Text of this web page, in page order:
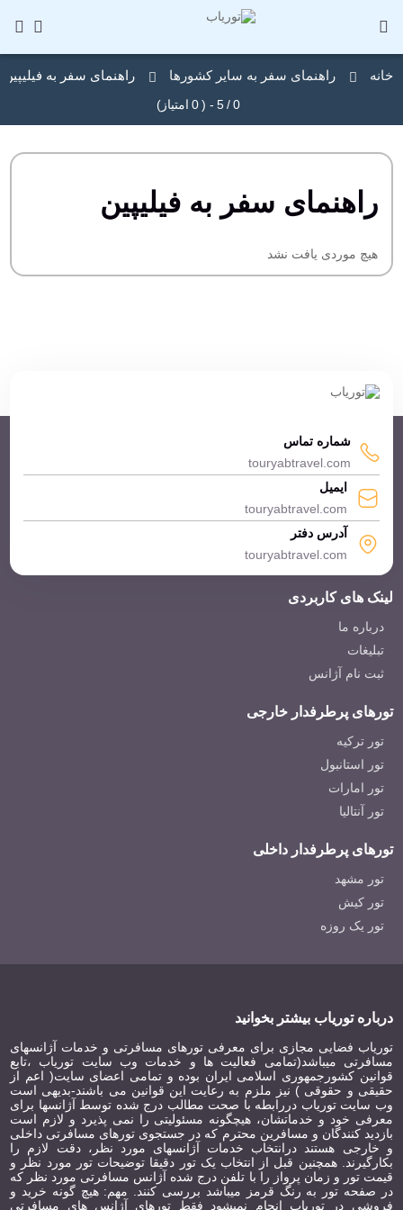
خانه راهنمای سفر به سایر کشورها راهنمای سفر به فیلیپین
0
/
5
- (
0 امتیاز)
راهنمای سفر به فیلیپین
هیچ موردی یافت نشد
شماره تماس
touryabtravel.com
ایمیل
touryabtravel.com
آدرس دفتر
touryabtravel.com
لینک های کاربردی
درباره ما
تبلیغات
ثبت نام آژانس
تورهای پرطرفدار خارجی
تور ترکیه
تور استانبول
تور امارات
تور آنتالیا
تورهای پرطرفدار داخلی
تور مشهد
تور کیش
تور یک روزه
درباره توریاب بیشتر بخوانید
توریاب فضایی مجازی برای معرفی تورهای مسافرتی و خدمات آژانسهای
مسافرتی میباشد(تمامی فعالیت ها و خدمات وب سایت توریاب ،تابع
قوانین کشورجمهوری اسلامی ایران بوده و تمامی اعضای سایت( اعم از
حقیقی و حقوقی ) نیز ملزم به رعایت این قوانین می باشند-بدیهی است
وب سایت توریاب دررابطه با صحت مطالب درج شده توسط آژانسها برای
معرفی خود و خدماتشان، هیچگونه مسئولیتی را نمی پذیرد و لازم است
بازدید کنندگان و مسافرین محترم که در جستجوی تورهای مسافرتی داخلی
و خارجی هستند درانتخاب خدمات آژانسهای مورد نظر، دقت لازم را
بکارگیرند. همچنین قبل از انتخاب یک تور دقیقا توضیحات تور مورد نظر و
قیمت تور و زمان پرواز را با تلفن درج شده آژانس مسافرتی مورد نظر که
در صفحه تور به رنگ قرمز میباشد بررسی کنند. مهم: هیچ گونه خرید و
فروشی در توریاب انجام نمیشود فقط تورهای آژانس های مسافرتی